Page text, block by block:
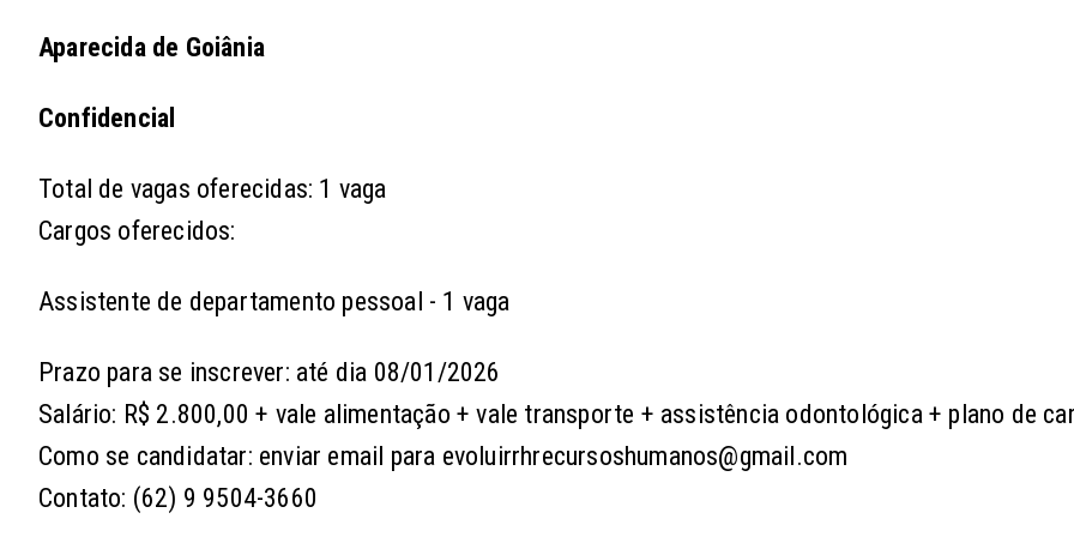
Aparecida de Goiânia
Confidencial
Total de vagas oferecidas: 1 vaga
Cargos oferecidos:
Assistente de departamento pessoal - 1 vaga
Prazo para se inscrever: até dia 08/01/2026
Salário: R$ 2.800,00 + vale alimentação + vale transporte + assistência odontológica + plano de
Como se candidatar: enviar email para evoluirrhrecursoshumanos@gmail.com
Contato: (62) 9 9504-3660